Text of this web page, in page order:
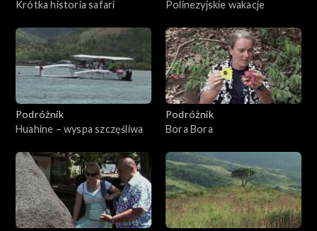
Krótka historia safari Polinezyjskie wakacje
Podróżnik
Huahine – wyspa szczęśliwa
Podróżnik
Bora Bora